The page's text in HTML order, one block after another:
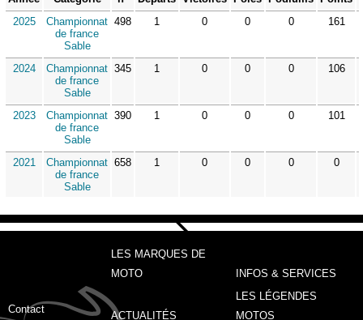
2025
Championnat
de france
Sable
498 1 0 0 0 161
2024
Championnat
de france
Sable
345 1 0 0 0 106
2023
Championnat
de france
Sable
390 1 0 0 0 101
2021
Championnat
de france
Sable
658 1 0 0 0 0
Contact
LES MARQUES DE
MOTO
INFOS & SERVICES
ACTUALITÉS
LES LÉGENDES
MOTOS